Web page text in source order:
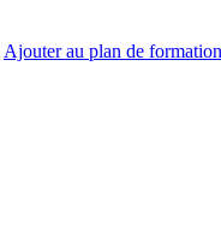
Ajouter au plan de formation